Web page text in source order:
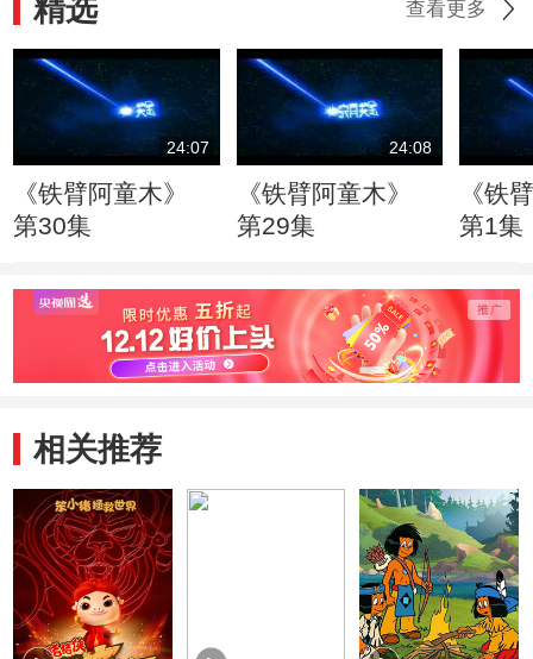
精选 查看更多
24:07
《铁臂阿童木》
第30集
24:08
《铁臂阿童木》
第29集
《铁
第1集
相关推荐